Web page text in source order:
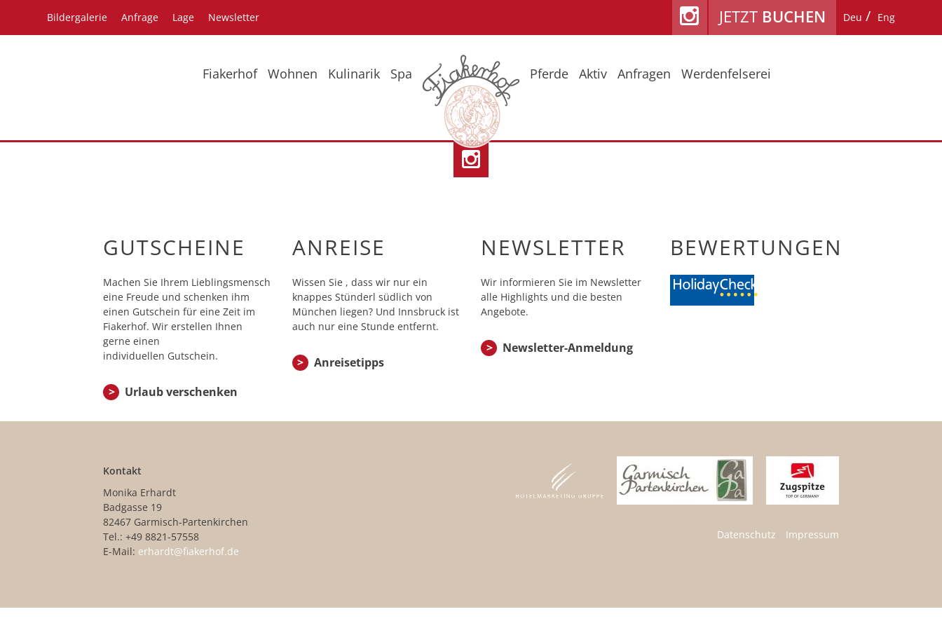
Bildergalerie Anfrage Lage Newsletter Deu Eng
JETZT BUCHEN
Fiakerhof
Wohnen
Kulinarik Spa Pferde
Aktiv
Anfragen
Werdenfelserei
GUTSCHEINE
Machen Sie Ihrem Lieblingsmensch
eine Freude und schenken ihm
einen Gutschein für eine Zeit im
Fiakerhof. Wir erstellen Ihnen
gerne einen
individuellen Gutschein.
Urlaub verschenken
ANREISE
Wissen Sie , dass wir nur ein
knappes Stünderl südlich von
München liegen? Und Innsbruck ist
auch nur eine Stunde entfernt.
Anreisetipps
NEWSLETTER
Wir informieren Sie im Newsletter
alle Highlights und die besten
Angebote.
Newsletter-Anmeldung
BEWERTUNGEN
Kontakt
Monika Erhardt
Badgasse 19
82467 Garmisch-Partenkirchen
Tel.: +49 8821-57558
E-Mail: erhardt@fiakerhof.de
Datenschutz Impressum